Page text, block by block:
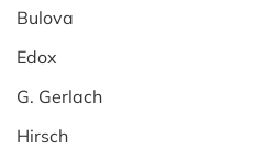
Bulova
Edox
G. Gerlach
Hirsch